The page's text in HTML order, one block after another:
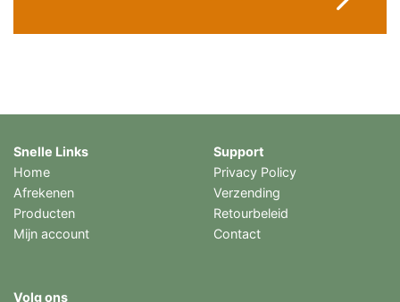
Snelle Links
Home
Afrekenen
Producten
Mijn account
Support
Privacy Policy
Verzending
Retourbeleid
Contact
Volg ons